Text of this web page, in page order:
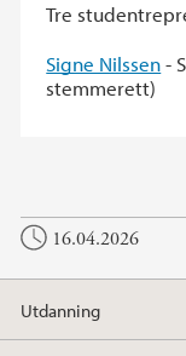
Tre
Signe Nilssen-
stemmerett)
16.04.2026
Utdanning